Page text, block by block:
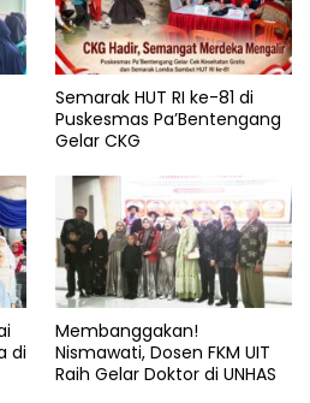
Semarak HUT RI ke-81 di
Puskesmas Pa’Bentengang
Gelar CKG
di
Membanggakan!
Nismawati, Dosen FKM UIT
Raih Gelar Doktor di UNHAS